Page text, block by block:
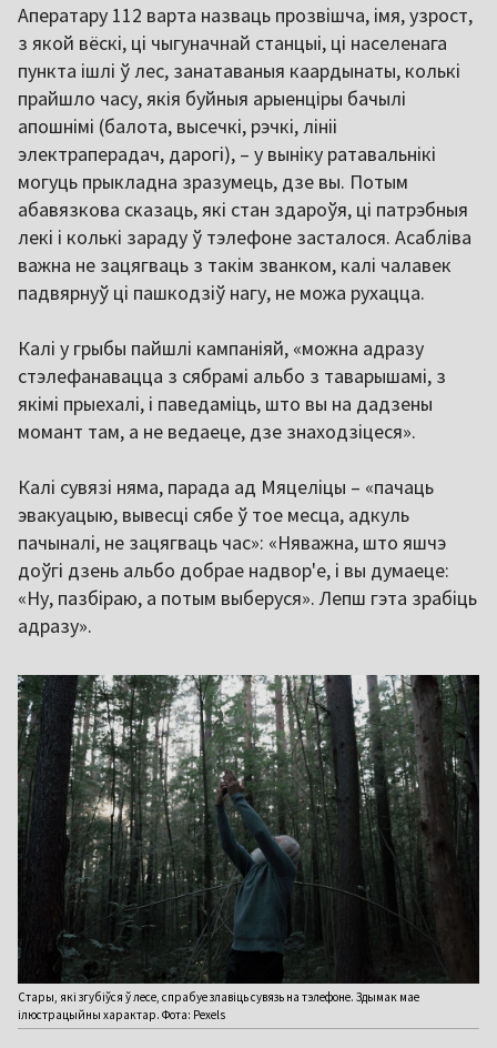
Аператару 112 варта назваць прозвішча, імя, узрост,
з якой вёскі, ці чыгуначнай станцыі, ці населенага
пункта ішлі ў лес, занатаваныя каардынаты, колькі
прайшло часу, якія буйныя арыенціры бачылі
апошнімі (балота, высечкі, рэчкі, лініі
электраперадач, дарогі), – у выніку ратавальнікі
могуць прыкладна зразумець, дзе вы. Потым
абавязкова сказаць, які стан здароўя, ці патрэбныя
лекі і колькі зараду ў тэлефоне засталося. Асабліва
важна не зацягваць з такім званком, калі чалавек
падвярнуў ці пашкодзіў нагу, не можа рухацца.
Калі у грыбы пайшлі кампаніяй, «можна адразу
стэлефанавацца з сябрамі альбо з таварышамі, з
якімі прыехалі, і паведаміць, што вы на дадзены
момант там, а не ведаеце, дзе знаходзіцеся».
Калі сувязі няма, парада ад Мяцеліцы – «пачаць
эвакуацыю, вывесці сябе ў тое месца, адкуль
пачыналі, не зацягваць час»: «Няважна, што яшчэ
доўгі дзень альбо добрае надвор'е, і вы думаеце:
«Ну, пазбіраю, а потым выберуся». Лепш гэта зрабіць
адразу».
Стары, які згубіўся ў лесе, спрабуе злавіць сувязь на тэлефоне. Здымак мае
ілюстрацыйны характар. Фота: Pexels